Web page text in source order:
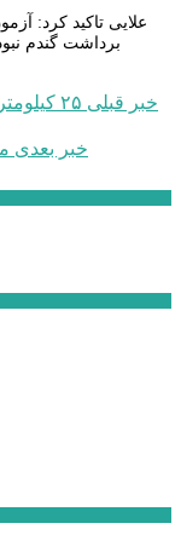
علایی تاکید کرد:
برداشت گندم
خبر قبلی
۲۵
خبر بعدی